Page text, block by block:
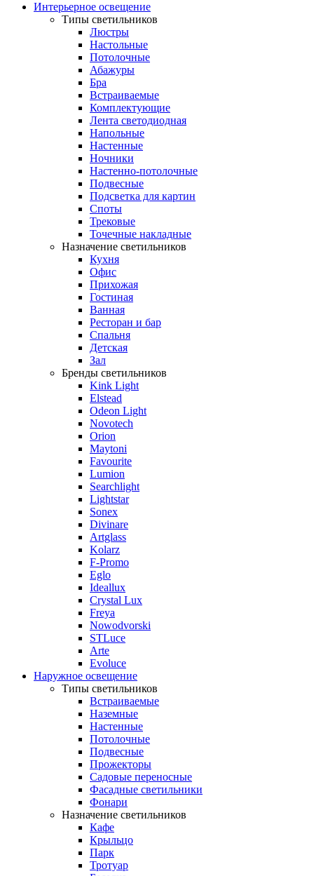
Интерьерное освещение
Типы светильников
Люстры
Настольные
Потолочные
Абажуры
Бра
Встраиваемые
Комплектующие
Лента светодиодная
Напольные
Настенные
Ночники
Настенно-потолочные
Подвесные
Подсветка для картин
Споты
Трековые
Точечные накладные
Назначение светильников
Кухня
Офис
Прихожая
Гостиная
Ванная
Ресторан и бар
Спальня
Детская
Зал
Бренды светильников
Kink Light
Elstead
Odeon Light
Novotech
Orion
Maytoni
Favourite
Lumion
Searchlight
Lightstar
Sonex
Divinare
Artglass
Kolarz
F-Promo
Eglo
Ideallux
Crystal Lux
Freya
Nowodvorski
STLuce
Arte
Evoluce
Наружное освещение
Типы светильников
Встраиваемые
Наземные
Настенные
Потолочные
Подвесные
Прожекторы
Садовые переносные
Фасадные светильники
Фонари
Назначение светильников
Кафе
Крыльцо
Парк
Тротуар